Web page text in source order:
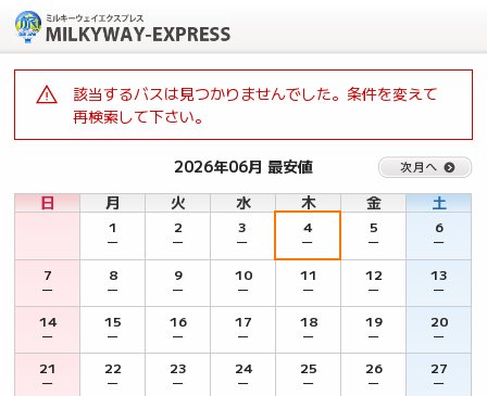
該当するバスは見つかりませんでした。条件を変えて
再検索して下さい。
2026年06月 最安値
日
月 火 水 木 金 土
1
－
2
－
3
－
4
－
5
－
6
－
7
－
8
－
9
－
10
－
11
－
12
－
13
－
14
－
15
－
16
－
17
－
18
－
19
－
20
－
21
－
22
－
23
－
24
－
25
－
26
－
27
－